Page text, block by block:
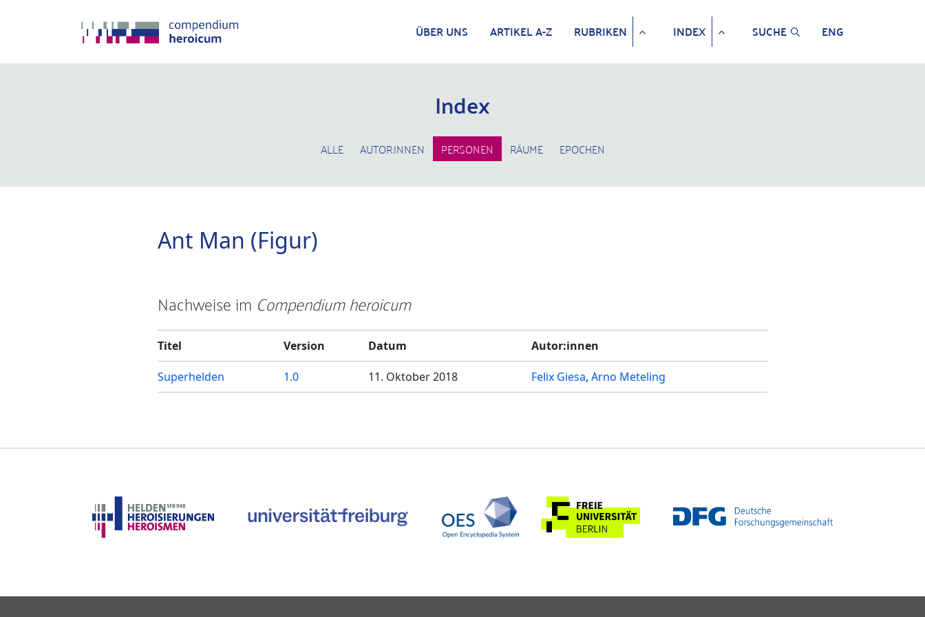
ÜBER UNS ARTIKEL A-Z RUBRIKEN INDEX SUCHE ENG
Index
ALLE AUTOR:INNEN PERSONEN RÄUME EPOCHEN
Ant Man (Figur)
Nachweise im Compendium heroicum
Titel Version Datum Autor:innen
Superhelden 1.0 11. Oktober 2018 Felix Giesa Arno Meteling